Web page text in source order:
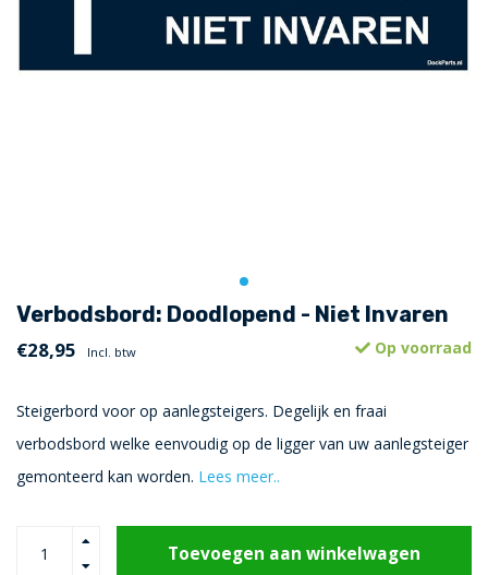
Verbodsbord: Doodlopend - Niet Invaren
€28,95 Incl. btw Op voorraad
Steigerbord voor op aanlegsteigers. Degelijk en fraai
verbodsbord welke eenvoudig op de ligger van uw aanlegsteiger
gemonteerd kan worden. Lees meer..
Toevoegen aan winkelwagen